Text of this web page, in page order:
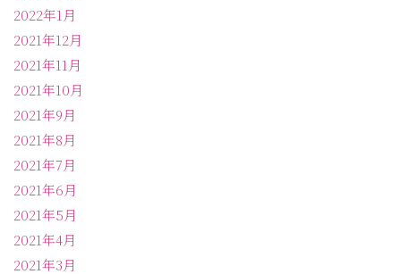
2022年1月
2021年12月
2021年11月
2021年10月
2021年9月
2021年8月
2021年7月
2021年6月
2021年5月
2021年4月
2021年3月